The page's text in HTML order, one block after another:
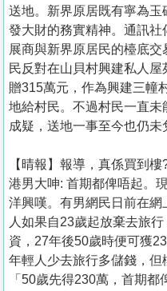
送地。新界原居既有寧為
發大財的務實精神。通訊
展商與新界原居民的檯底
民反對在山貝村興建私人
贈315萬元，作為興建三幢
地給村民。不過村民一直
成疑，送地一事至今也仍未
【晴報】報導，真係買到
港男大呻: 首期都俾唔起。
洋興嘆。有男網民日前在
人如果自23歲起放棄去旅
資，27年後50歲時便可獲
年輕人少去旅行多儲錢，但
「50歲先得230萬，首期